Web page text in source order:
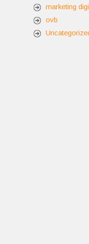
marketing
ovb